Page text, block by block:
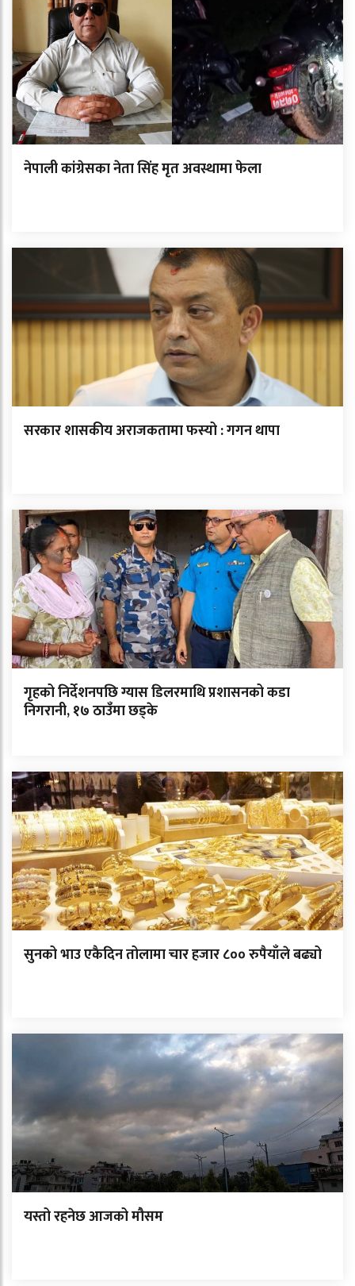
नेपाली कांग्रेसका नेता सिंह मृत अवस्थामा फेला
सरकार शासकीय अराजकतामा फस्यो : गगन थापा
गृहको निर्देशनपछि ग्यास डिलरमाथि प्रशासनको कडा
निगरानी, १७ ठाउँमा छड्के
सुनको भाउ एकैदिन तोलामा चार हजार ८०० रुपैयाँले बढ्यो
यस्तो रहनेछ आजको मौसम